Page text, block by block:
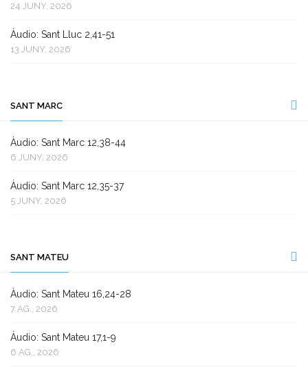
24 JUNY, 2026
Àudio: Sant Lluc 2,41-51
13 JUNY, 2026
SANT MARC
Àudio: Sant Marc 12,38-44
6 JUNY, 2026
Àudio: Sant Marc 12,35-37
5 JUNY, 2026
SANT MATEU
Àudio: Sant Mateu 16,24-28
7 AG., 2026
Àudio: Sant Mateu 17,1-9
6 AG., 2026